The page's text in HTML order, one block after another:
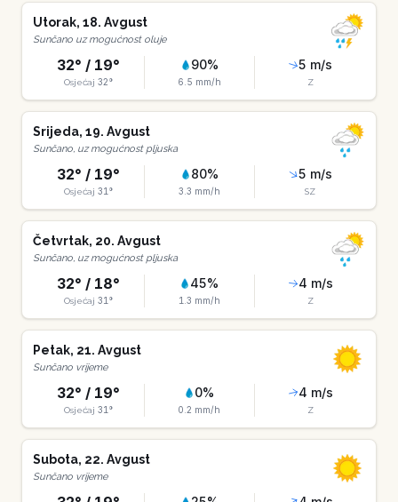
Utorak, 18. Avgust
Sunčano uz mogućnost oluje
32° / 19°
Osjećaj 32°
90%
6.5 mm/h
5 m/s
Z
Srijeda, 19. Avgust
Sunčano, uz mogućnost pljuska
32° / 19°
Osjećaj 31 °
80%
3.3 mm/h
5 m/s
SZ
Četvrtak, 20. Avgust
Sunčano, uz mogućnost pljuska
32° / 18°
Osjećaj 31 °
45%
1.3 mm/h
4 m/s
Z
Petak, 21. Avgust
Sunčano vrijeme
32° / 19°
Osjećaj 31 °
0%
0.2 mm/h
4 m/s
Z
Subota, 22. Avgust
Sunčano vrijeme